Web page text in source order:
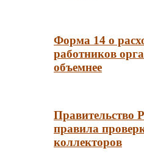
Форма 14 о
работников
объемнее
Правительство
правила
коллекторов